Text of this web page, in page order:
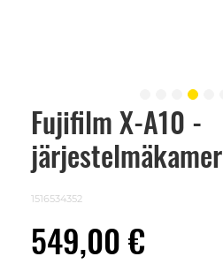
Fujifilm X-A10 -
1516534352
549,00 €
Skip
beginning
images